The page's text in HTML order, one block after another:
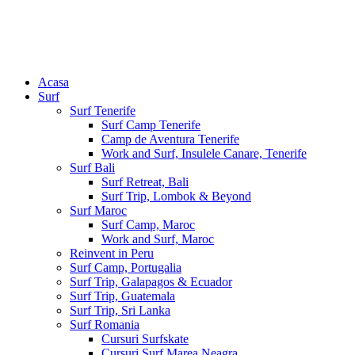
Acasa
Surf
Surf Tenerife
Surf Camp Tenerife
Camp de Aventura Tenerife
Work and Surf, Insulele Canare, Tenerife
Surf Bali
Surf Retreat, Bali
Surf Trip, Lombok & Beyond
Surf Maroc
Surf Camp, Maroc
Work and Surf, Maroc
Reinvent in Peru
Surf Camp, Portugalia
Surf Trip, Galapagos & Ecuador
Surf Trip, Guatemala
Surf Trip, Sri Lanka
Surf Romania
Cursuri Surfskate